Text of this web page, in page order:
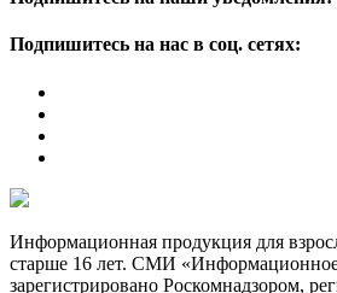
Подпишитесь на нас в соц. сетях:
Информационная продукция для
старше 16 лет. СМИ «Информационное
зарегистрировано Роскомнадзором,